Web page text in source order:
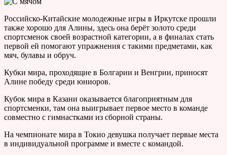
Российско-Китайские молодежные игры в Иркутске прошли
также хорошо для Алины, здесь она берёт золото среди
спортсменок своей возрастной категории, а в финалах стать
первой ей помогают упражнения с такими предметами, как
мяч, булавы и обруч.
Кубки мира, проходящие в Болгарии и Венгрии, приносят
Алине победу среди юниоров.
Кубок мира в Казани оказывается благоприятным для
спортсменки, там она выигрывает первое место в команде
совместно с гимнастками из сборной страны.
На чемпионате мира в Токио девушка получает первые места
в индивидуальной программе и вместе с командой.